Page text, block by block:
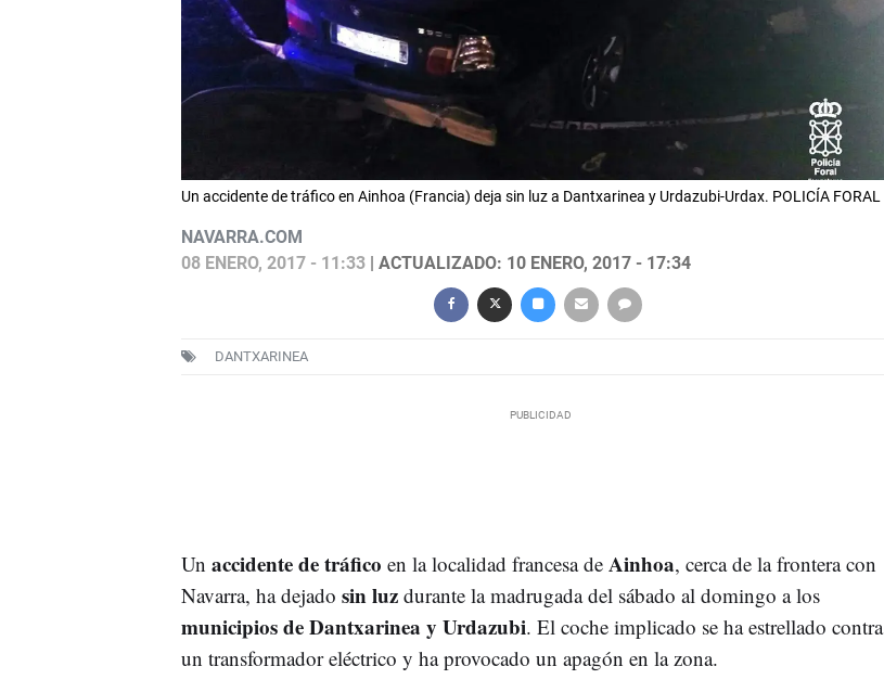
Un accidente de tráfico en Ainhoa (Francia) deja sin luz a Dantxarinea y Urdazubi-Urdax. POLICÍA FORAL
NAVARRA.COM
08 ENERO, 2017 - 11:33| ACTUALIZADO: 10 ENERO, 2017 - 17:34
DANTXARINEA
Un accidente de tráfico en la localidad francesa deAinhoa, cerca de la frontera con
Navarra, ha dejado sin luzdurante la madrugada del sábado al domingo a los
municipios de Dantxarinea y Urdazubi. El coche implicado se ha estrellado contra
un transformador eléctrico y ha provocado un apagón en la zona.